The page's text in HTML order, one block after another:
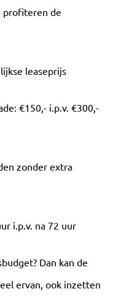
profiteren de
leaseprijs
€150,- i.p.v. €300,-
zonder extra
i.p.v. na 72 uur
Dan kan de
ervan, ook inzetten